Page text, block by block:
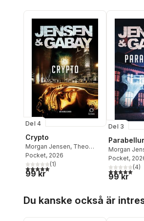
Del 4
Crypto
Morgan Jensen, Theo
Gabay
Pocket, 2026
5,0utav 5 stjärnor. Totalt antal röster:
(1)
99 kr
Del 3
Morgan
Gabay
Pocket,
5,0utav 5(4)
99 kr
Du kanske också är